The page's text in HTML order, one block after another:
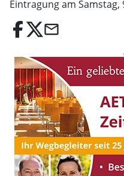
Eintragung am Samstag,
email